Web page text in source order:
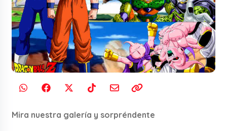
Mira nuestra galería y sorpréndente